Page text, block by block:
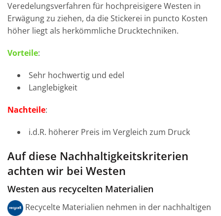
Veredelungsverfahren für hochpreisigere Westen in
Erwägung zu ziehen, da die Stickerei in puncto Kosten
höher liegt als herkömmliche Drucktechniken.
Vorteile:
Sehr hochwertig und edel
Langlebigkeit
Nachteile:
i.d.R. höherer Preis im Vergleich zum Druck
Auf diese Nachhaltigkeitskriterien
achten wir bei Westen
Westen aus recycelten Materialien
Recycelte Materialien nehmen in der nachhaltigen